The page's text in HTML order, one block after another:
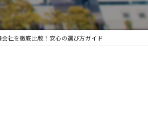
社を徹底比較！安心の選び方ガイド